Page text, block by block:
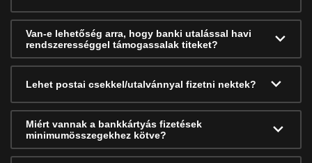
Van-e lehetőség arra, hogy banki utalással havi
rendszerességgel támogassalak titeket?
Lehet postai csekkel/utalvánnyal fizetni nektek?
Miért vannak a bankkártyás fizetések
minimumösszegekhez kötve?